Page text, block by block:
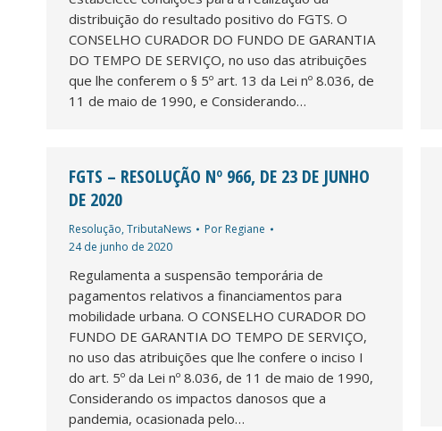
distribuição do resultado positivo do FGTS. O
CONSELHO CURADOR DO FUNDO DE GARANTIA
DO TEMPO DE SERVIÇO, no uso das atribuições
que lhe conferem o § 5º art. 13 da Lei nº 8.036, de
11 de maio de 1990, e Considerando…
FGTS – RESOLUÇÃO Nº 966, DE 23 DE JUNHO
DE 2020
Resolução,TributaNews Por Regiane
24 de junho de 2020
Regulamenta a suspensão temporária de
pagamentos relativos a financiamentos para
mobilidade urbana. O CONSELHO CURADOR DO
FUNDO DE GARANTIA DO TEMPO DE SERVIÇO,
no uso das atribuições que lhe confere o inciso I
do art. 5º da Lei nº 8.036, de 11 de maio de 1990,
Considerando os impactos danosos que a
pandemia, ocasionada pelo…